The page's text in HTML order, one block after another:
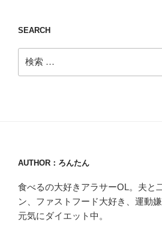
SEARCH
索:
AUTHOR：ろんたん
食べるの大好きアラサーOL。夫と
ン、ファストフード大好き、運動
元気にダイエット中。